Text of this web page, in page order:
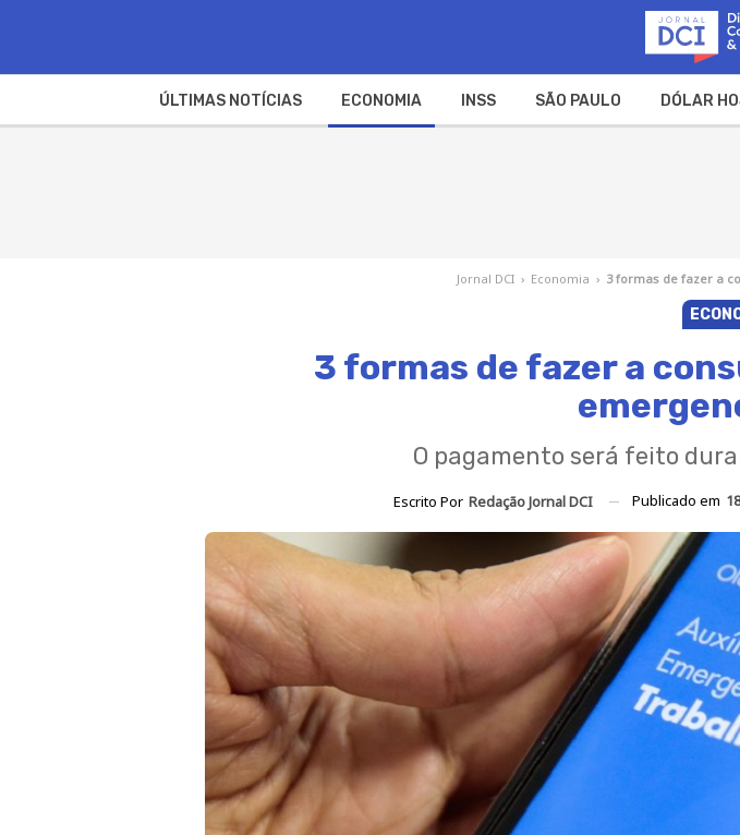
ÚLTIMAS NOTÍCIAS ECONOMIA INSS SÃO PAULO DÓLAR
Jornal DCI › Economia › 3 formas de fazer a
3 formas de fazer a
O pagamento será feito
Escrito Por Redação Jornal DCI Publicado em